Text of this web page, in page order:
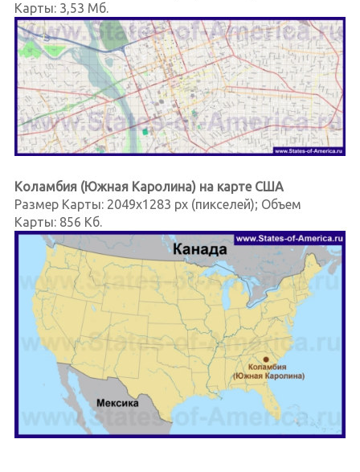
Карты: 3,53 Мб.
Коламбия (Южная Каролина) на карте США
Размер Карты: 2049x1283 px (пикселей); Объем
Карты: 856 Кб.